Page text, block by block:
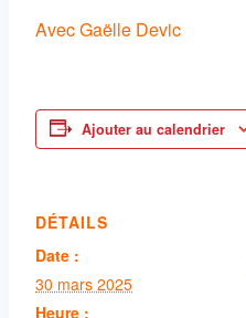
Avec Gaëlle Devic
Ajouter au calendrier
DÉTAILS
Date :
30 mars 2025
Heure :